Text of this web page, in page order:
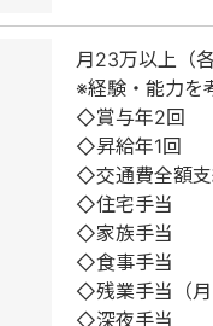
月23万以上（
※経験・能力を
◇賞与年2回
◇昇給年1回
◇交通費全額
◇住宅手当
◇家族手当
◇食事手当
◇残業手当（月
◇深夜手当